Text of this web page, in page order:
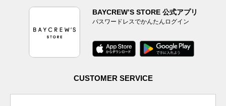
BAYCREW’S STORE 公式アプリ
パスワードレスでかんたんログイン
CUSTOMER SERVICE